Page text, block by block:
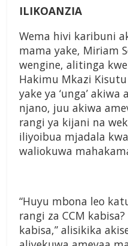
ILIKOANZIA
Wema hivi karibuni
mama yake, Miriam
wengine, alitinga
Hakimu Mkazi
yake ya ‘unga’
njano, juu akiwa
rangi ya kijani na
iliyoibua mjadala
waliokuwa
“Huyu mbona leo
rangi za CCM
kabisa,” alisikika